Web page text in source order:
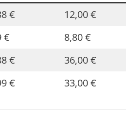
€
12,00 €
€
8,80 €
€
36,00 €
€ 33,00 €